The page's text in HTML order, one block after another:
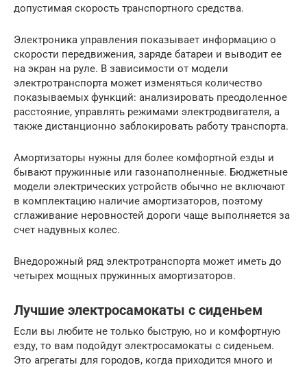
допустимая скорость транспортного средства.
Электроника управления показывает информацию о
скорости передвижения, заряде батареи и выводит ее
на экран на руле. В зависимости от модели
электротранспорта может изменяться количество
показываемых функций: анализировать преодоленное
расстояние, управлять режимами электродвигателя, а
также дистанционно заблокировать работу транспорта.
Амортизаторы нужны для более комфортной езды и
бывают пружинные или газонаполненные. Бюджетные
модели электрических устройств обычно не включают
в комплектацию наличие амортизаторов, поэтому
сглаживание неровностей дороги чаще выполняется за
счет надувных колес.
Внедорожный ряд электротранспорта может иметь до
четырех мощных пружинных амортизаторов.
Лучшие электросамокаты с сиденьем
Если вы любите не только быструю, но и комфортную
езду, то вам подойдут электросамокаты с сиденьем.
Это агрегаты для городов, когда приходится много и